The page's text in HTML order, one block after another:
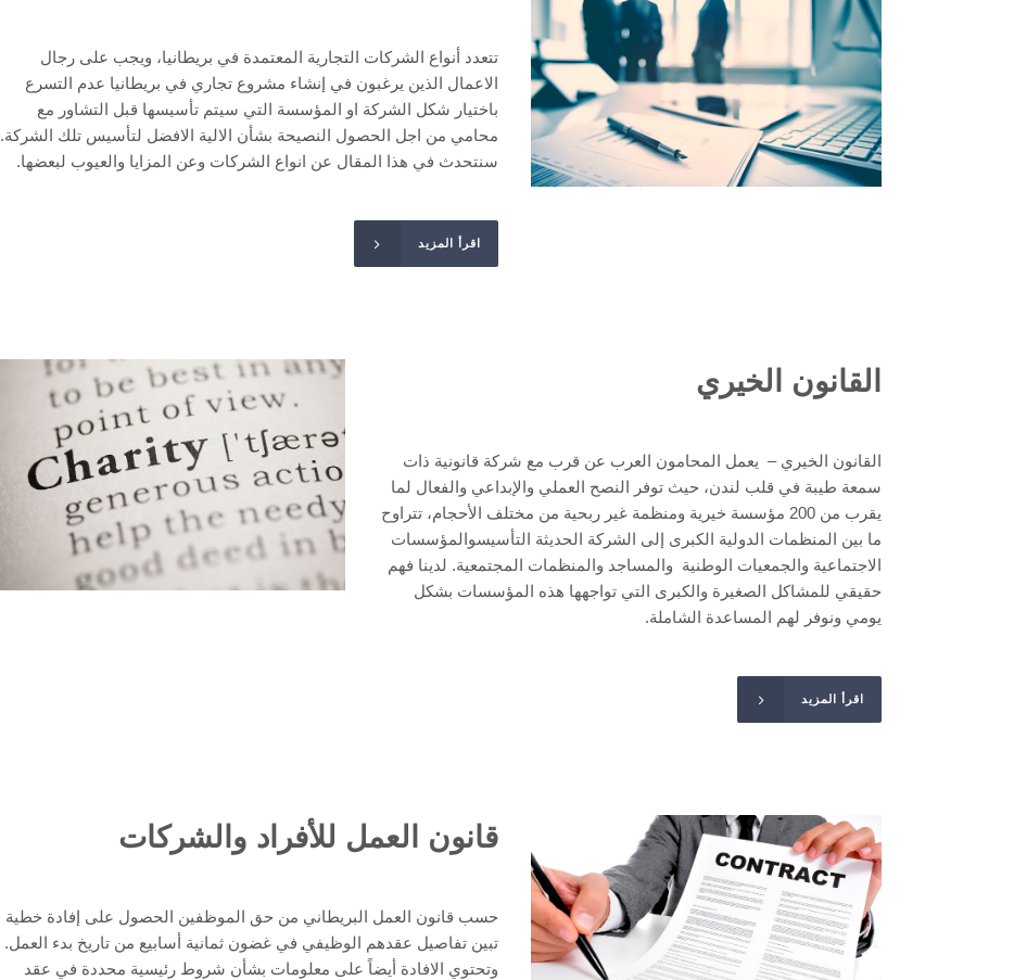
تتعدد أنواع الشركات التجارية المعتمدة في بريطانيا، ويجب على رجال
الاعمال الذين يرغبون في إنشاء مشروع تجاري في بريطانيا عدم التسرع
باختيار شكل الشركة او المؤسسة التي سيتم تأسيسها قبل التشاور مع
محامي من اجل الحصول النصيحة بشأن الالية الافضل لتأسيس تلك الشركة.
سنتحدث في هذا المقال عن انواع الشركات وعن المزايا والعيوب لبعضها.
اقرأ المزيد
القانون الخيري
القانون الخيري – يعمل المحامون العرب عن قرب مع شركة قانونية ذات
سمعة طيبة في قلب لندن، حيث توفر النصح العملي والإبداعي والفعال لما
يقرب من 200 مؤسسة خيرية ومنظمة غير ربحية من مختلف الأحجام، تتراوح
ما بين المنظمات الدولية الكبرى إلى الشركة الحديثة التأسيسوالمؤسسات
الاجتماعية والجمعيات الوطنية والمساجد والمنظمات المجتمعية. لدينا فهم
حقيقي للمشاكل الصغيرة والكبرى التي تواجهها هذه المؤسسات بشكل
يومي ونوفر لهم المساعدة الشاملة.
اقرأ المزيد
قانون العمل للأفراد والشركات
حسب قانون العمل البريطاني من حق الموظفين الحصول على إفادة خطية
تبين تفاصيل عقدهم الوظيفي في غضون ثمانية أسابيع من تاريخ بدء العمل.
وتحتوي الافادة أيضاً على معلومات بشأن شروط رئيسية محددة في عقد